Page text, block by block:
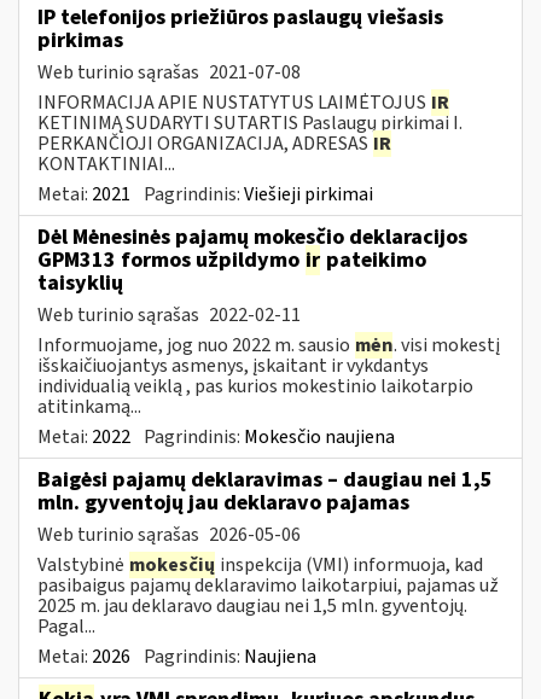
IP telefonijos priežiūros paslaugų viešasis
pirkimas
Web turinio sąrašas 2021-07-08
INFORMACIJA APIE NUSTATYTUS LAIMĖTOJUS IR
KETINIMĄ SUDARYTI SUTARTIS Paslaugų pirkimai I.
PERKANČIOJI ORGANIZACIJA, ADRESAS IR
KONTAKTINIAI...
Metai: 2021 Pagrindinis:Viešieji pirkimai
Dėl Mėnesinės pajamų mokesčio deklaracijos
GPM313 formos užpildymo ir pateikimo
taisyklių
Web turinio sąrašas 2022-02-11
Informuojame, jog nuo 2022 m. sausio mėn. visi mokestį
išskaičiuojantys asmenys, įskaitant ir vykdantys
individualią veiklą , pas kurios mokestinio laikotarpio
atitinkamą...
Metai: 2022 Pagrindinis: Mokesčio naujiena
Baigėsi pajamų deklaravimas – daugiau nei 1,5
mln. gyventojų jau deklaravo pajamas
Web turinio sąrašas 2026-05-06
Valstybinė mokesčių inspekcija (VMI) informuoja, kad
pasibaigus pajamų deklaravimo laikotarpiui, pajamas už
2025 m. jau deklaravo daugiau nei 1,5 mln. gyventojų.
Pagal...
Metai: 2026 Pagrindinis: Naujiena